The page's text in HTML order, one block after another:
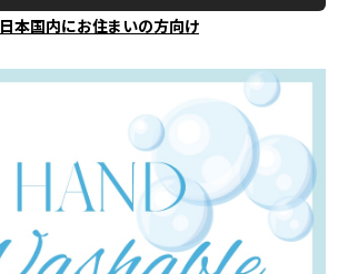
日本国内にお住まいの方向け